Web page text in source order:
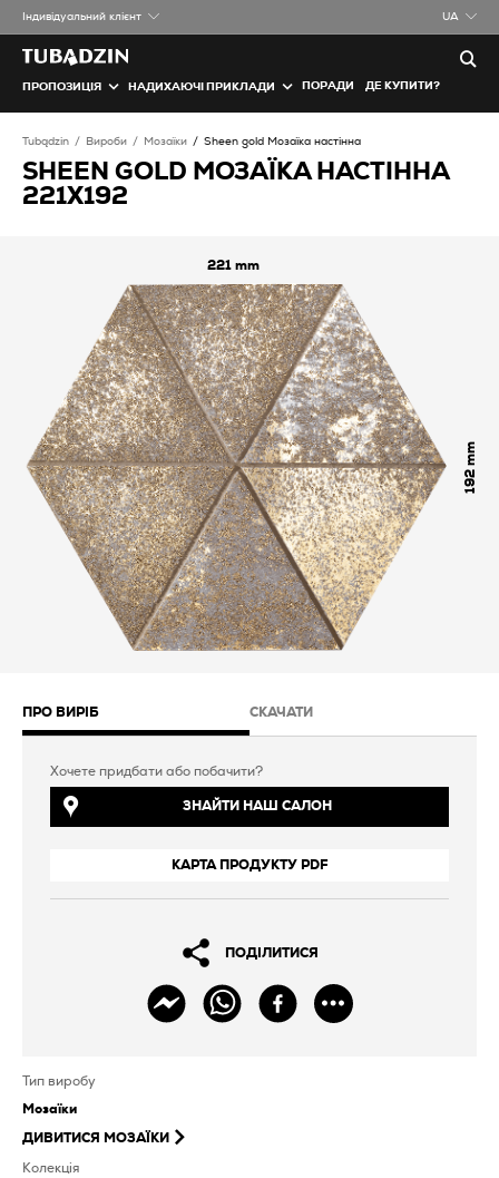
Iндивідуальний клієнт UA
ПРОПОЗИЦІЯ НАДИХАЮЧІ ПРИКЛАДИ ПОРАДИ ДЕ КУПИТИ?
Tubądzin Вироби Мозаїки Sheen gold Мозаїка настінна
SHEEN GOLD МОЗАЇКА НАСТІННА
221X192
221
192
ПРО ВИРІБ СКАЧАТИ
Хочете придбати або побачити?
ЗНАЙТИ НАШ САЛОН
КАРТА ПРОДУКТУ PDF
ПОДІЛИТИСЯ
Тип виробу
Мозаїки
ДИВИТИСЯ МОЗАЇКИ
Колекція